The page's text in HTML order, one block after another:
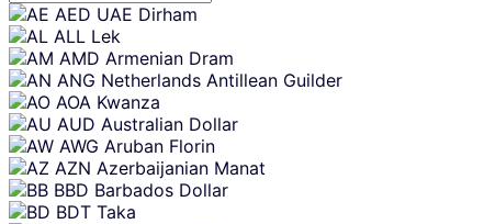
Skip
content
AED UAE Dirham
ALL Lek
AMD Armenian Dram
ANG Netherlands Antillean Guilder
AOA Kwanza
AUD Australian Dollar
AWG Aruban Florin
AZN Azerbaijanian Manat
BBD Barbados Dollar
BDT Taka